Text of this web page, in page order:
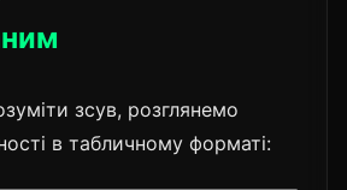
зсув, розглянемо
в табличному форматі: